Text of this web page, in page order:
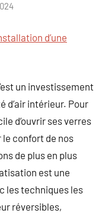
d’une
un investissement
d’air intérieur. Pour
d’ouvrir ses verres
confort de nos
de plus en plus
est une
les techniques les
réversibles,